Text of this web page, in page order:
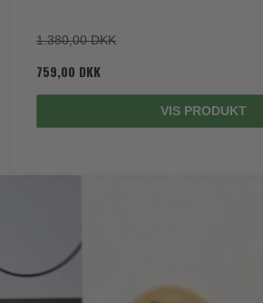
1.380,00 DKK
759,00 DKK
VIS PRODUKT